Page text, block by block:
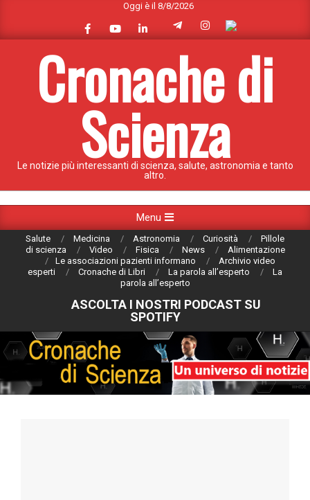
content
Oggi è il 8/8/2026
Cronache di
Scienza
Le notizie più interessanti di scienza, salute, astronomia e tanto
altro.
Navigation
Menu
Salute Medicina Astronomia Curiosità
Pillole
di scienza
Video Fisica News
Alimentazione
Le associazioni pazienti informano
Archivio video
esperti
Cronache di Libri La parola all’esperto
La
parola all’esperto
ASCOLTA I NOSTRI PODCAST SU
SPOTIFY